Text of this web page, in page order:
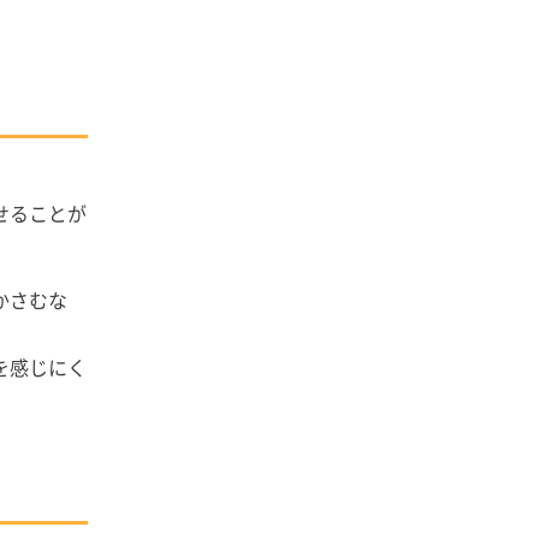
ることが
さむな
じにく